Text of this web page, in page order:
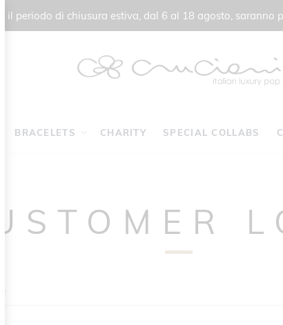
il periodo di chiusura estiva, dal 6 al 18 agosto, saranno
BRACELETS CHARITY SPECIAL COLLABS